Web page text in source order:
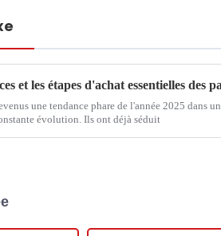
une tendance phare de l'année 2025 dans
évolution. Ils ont déjà séduit